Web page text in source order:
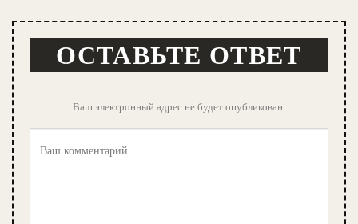
ОСТАВЬТЕ ОТВЕТ
Ваш электронный адрес не будет опубликован.